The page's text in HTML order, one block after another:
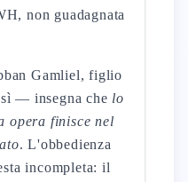
non guadagnata
Gamliel, figlio
— insegna che lo
opera finisce nel
. L'obbedienza
incompleta: il